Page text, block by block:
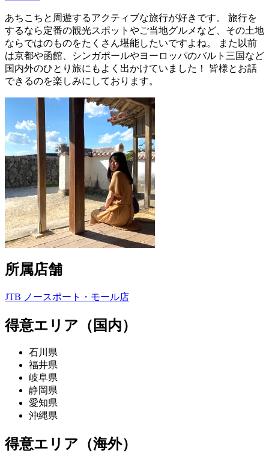
あちこちと周遊するアクティブな旅行が好きです。 旅行を
するなら定番の観光スポットやご当地グルメなど、その土地
ならではのものをたくさん堪能したいですよね。 また以前
は京都や函館、シンガポールやヨーロッパのバルト三国など
国内外のひとり旅にもよく出かけていました！ 皆様とお話
できるのを楽しみにしております。
所属店舗
JTB ノースポート・モール店
得意エリア（国内）
石川県
福井県
岐阜県
静岡県
愛知県
沖縄県
得意エリア（海外）